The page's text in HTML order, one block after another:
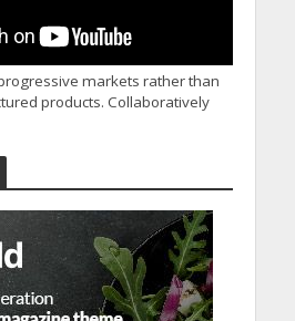
markets rather than
products. Collaboratively